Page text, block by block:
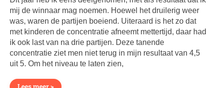
mij de winnaar mag noemen. Hoewel het druilerig weer
was, waren de partijen boeiend. Uiteraard is het zo dat
met kinderen de concentratie afneemt mettertijd, daar had
ik ook last van na drie partijen. Deze tanende
concentratie ziet men niet terug in mijn resultaat van 4,5
uit 5. Om het niveau te laten zien,